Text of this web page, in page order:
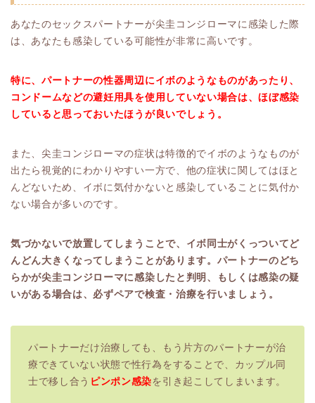
あなたのセックスパートナーが尖圭コンジローマに感染した際
は、あなたも感染している可能性が非常に高いです。
特に、パートナーの性器周辺にイボのようなものがあったり、
コンドームなどの避妊用具を使用していない場合は、ほぼ感染
していると思っておいたほうが良いでしょう。
また、尖圭コンジローマの症状は特徴的でイボのようなものが
出たら視覚的にわかりやすい一方で、他の症状に関してはほと
んどないため、イボに気付かないと感染していることに気付か
ない場合が多いのです。
気づかないで放置してしまうことで、イボ同士がくっついてど
んどん大きくなってしまうことがあります。パートナーのどち
らかが尖圭コンジローマに感染したと判明、もしくは感染の疑
いがある場合は、必ずペアで検査・治療を行いましょう。
パートナーだけ治療しても、もう片方のパートナーが治
療できていない状態で性行為をすることで、カップル同
士で移し合う ピンポン感染を引き起こしてしまいます。